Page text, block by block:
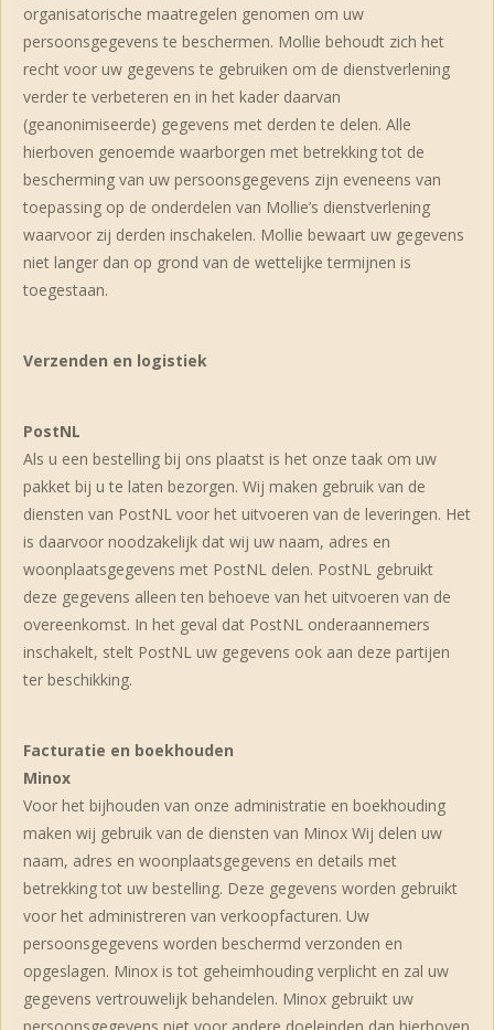
organisatorische maatregelen genomen om uw
persoonsgegevens te beschermen. Mollie behoudt zich het
recht voor uw gegevens te gebruiken om de dienstverlening
verder te verbeteren en in het kader daarvan
(geanonimiseerde) gegevens met derden te delen. Alle
hierboven genoemde waarborgen met betrekking tot de
bescherming van uw persoonsgegevens zijn eveneens van
toepassing op de onderdelen van Mollie’s dienstverlening
waarvoor zij derden inschakelen. Mollie bewaart uw gegevens
niet langer dan op grond van de wettelijke termijnen is
toegestaan.
Verzenden en logistiek
PostNL
Als u een bestelling bij ons plaatst is het onze taak om uw
pakket bij u te laten bezorgen. Wij maken gebruik van de
diensten van PostNL voor het uitvoeren van de leveringen. Het
is daarvoor noodzakelijk dat wij uw naam, adres en
woonplaatsgegevens met PostNL delen. PostNL gebruikt
deze gegevens alleen ten behoeve van het uitvoeren van de
overeenkomst. In het geval dat PostNL onderaannemers
inschakelt, stelt PostNL uw gegevens ook aan deze partijen
ter beschikking.
Facturatie en boekhouden
Minox
Voor het bijhouden van onze administratie en boekhouding
maken wij gebruik van de diensten van Minox Wij delen uw
naam, adres en woonplaatsgegevens en details met
betrekking tot uw bestelling. Deze gegevens worden gebruikt
voor het administreren van verkoopfacturen. Uw
persoonsgegevens worden beschermd verzonden en
opgeslagen. Minox is tot geheimhouding verplicht en zal uw
gegevens vertrouwelijk behandelen. Minox gebruikt uw